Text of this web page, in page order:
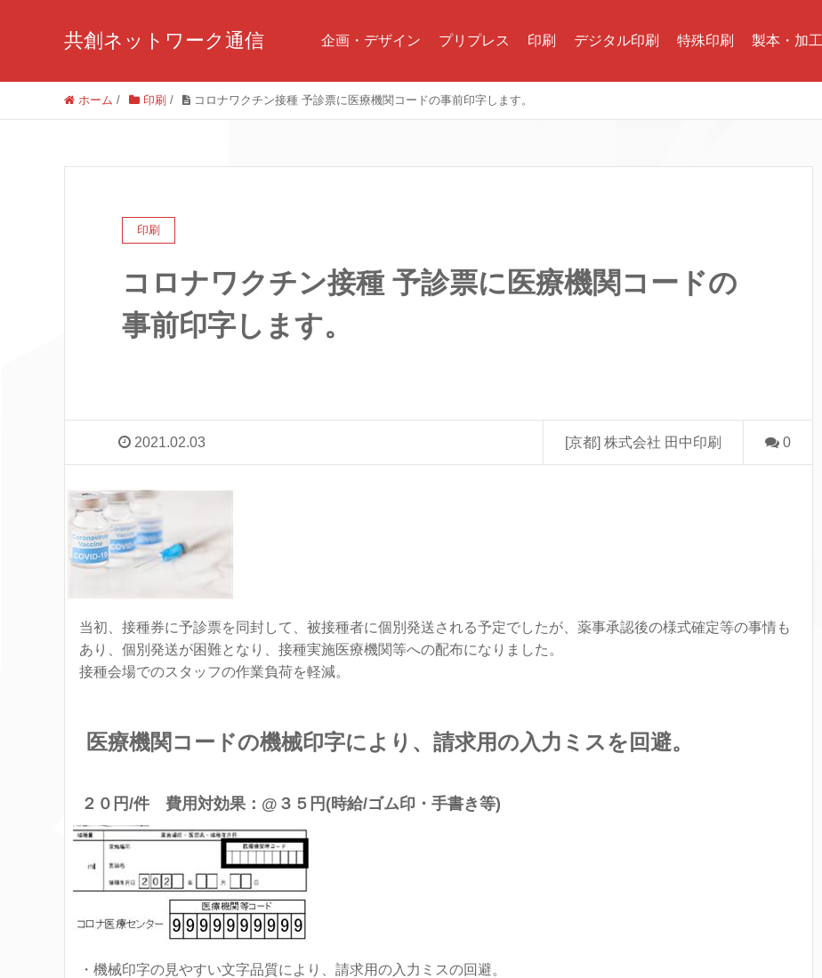
共創ネットワーク通信 企画・デザイン プリプレス 印刷 デジタル印刷 特殊印刷 製本・加工
ホーム / 印刷 / コロナワクチン接種 予診票に医療機関コードの事前印字します。
印刷
コロナワクチン接種 予診票に医療機関コードの
事前印字します。
2021.02.03 [京都] 株式会社 田中印刷 0
当初、接種券に予診票を同封して、被接種者に個別発送される予定でしたが、薬事承認後の様式確定等の事情も
あり、個別発送が困難となり、接種実施医療機関等への配布になりました。
接種会場でのスタッフの作業負荷を軽減。
医療機関コードの機械印字により、請求用の入力ミスを回避。
２０円/件 費用対効果：@３５円(時給/ゴム印・手書き等)
・機械印字の見やすい文字品質により、請求用の入力ミスの回避。